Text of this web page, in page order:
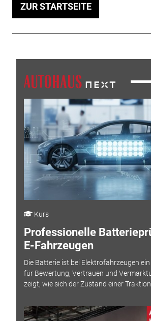
ZUR STARTSEITE
Kurs
Professionelle
E-Fahrzeugen
Die Batterie ist bei Elektrofahrzeugen
für Bewertung, Vertrauen und
zeigt, wie sich der Zustand einer